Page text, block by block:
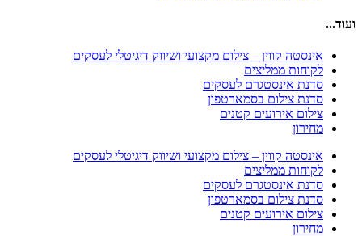
ועוד...
אינסטה קווין – צילום מקצועי ושיווק דיגיטלי לעסקים
לקוחות ממליצים
סדנת אינסטגרם לעסקים
סדנת צילום בסמארטפון
צילום אירועים קטנים
מחירון
אינסטה קווין – צילום מקצועי ושיווק דיגיטלי לעסקים
לקוחות ממליצים
סדנת אינסטגרם לעסקים
סדנת צילום בסמארטפון
צילום אירועים קטנים
מחירון